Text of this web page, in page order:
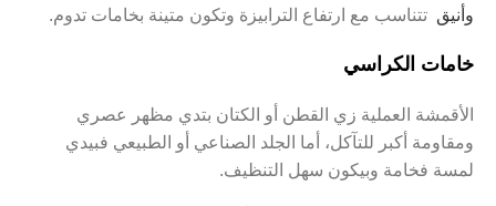
وأنيق تتناسب مع ارتفاع الترابيزة وتكون متينة بخامات تدوم.
خامات الكراسي
الأقمشة العملية زي القطن أو الكتان بتدي مظهر عصري
ومقاومة أكبر للتآكل، أما الجلد الصناعي أو الطبيعي فبيدي
لمسة فخامة وبيكون سهل التنظيف.